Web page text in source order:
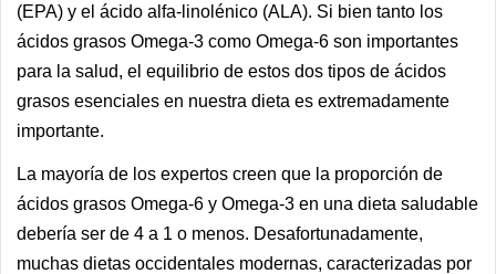
(EPA) y el ácido alfa-linolénico (ALA). Si bien tanto los
ácidos grasos Omega-3 como Omega-6 son importantes
para la salud, el equilibrio de estos dos tipos de ácidos
grasos esenciales en nuestra dieta es extremadamente
importante.
La mayoría de los expertos creen que la proporción de
ácidos grasos Omega-6 y Omega-3 en una dieta saludable
debería ser de 4 a 1 o menos. Desafortunadamente,
muchas dietas occidentales modernas, caracterizadas por